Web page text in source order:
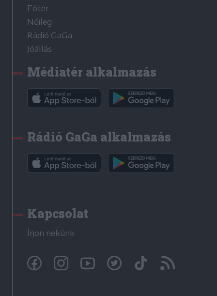
Főtér
Nőileg
Rádió GaGa
Jóállás
Médiatér alkalmazás
Rádió GaGa alkalmazás
Kapcsolat
Írjon nekünk